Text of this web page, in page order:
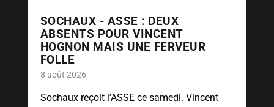
SOCHAUX - ASSE : DEUX
ABSENTS POUR VINCENT
HOGNON MAIS UNE FERVEUR
FOLLE
8 août 2026
Sochaux reçoit l’ASSE ce samedi. Vincent